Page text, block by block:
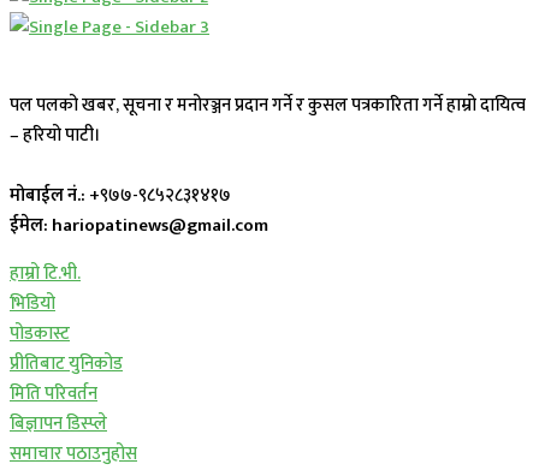
पल पलको खबर, सूचना र मनोरञ्जन प्रदान गर्ने र कुसल पत्रकारिता गर्ने हाम्रो दायित्व
– हरियो पाटी।
मोबाईल नं.: +९७७-९८५२८३१४१७
ईमेल: hariopatinews@gmail.com
हाम्रो टि.भी.
भिडियो
पोडकास्ट
प्रीतिबाट युनिकोड
मिति परिवर्तन
बिज्ञापन डिस्प्ले
समाचार पठाउनुहोस